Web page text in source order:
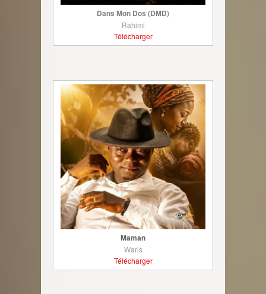
Dans Mon Dos (DMD)
Rahimi
Télécharger
Maman
Waris
Télécharger